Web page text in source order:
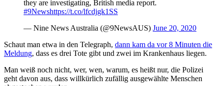
they are investigating, British media report.
#9Newshttps://t.co/lfcdjgk1SS
— Nine News Australia (@9NewsAUS) June 20, 2020
Schaut man etwa in den Telegraph, dann kam da vor 8 Minuten die
Meldung, dass es drei Tote gibt und zwei im Krankenhaus liegen.
Man weiß noch nicht, wer, wen, warum, es heißt nur, die Polizei
geht davon aus, dass willkürlich zufällig ausgewählte Menschen